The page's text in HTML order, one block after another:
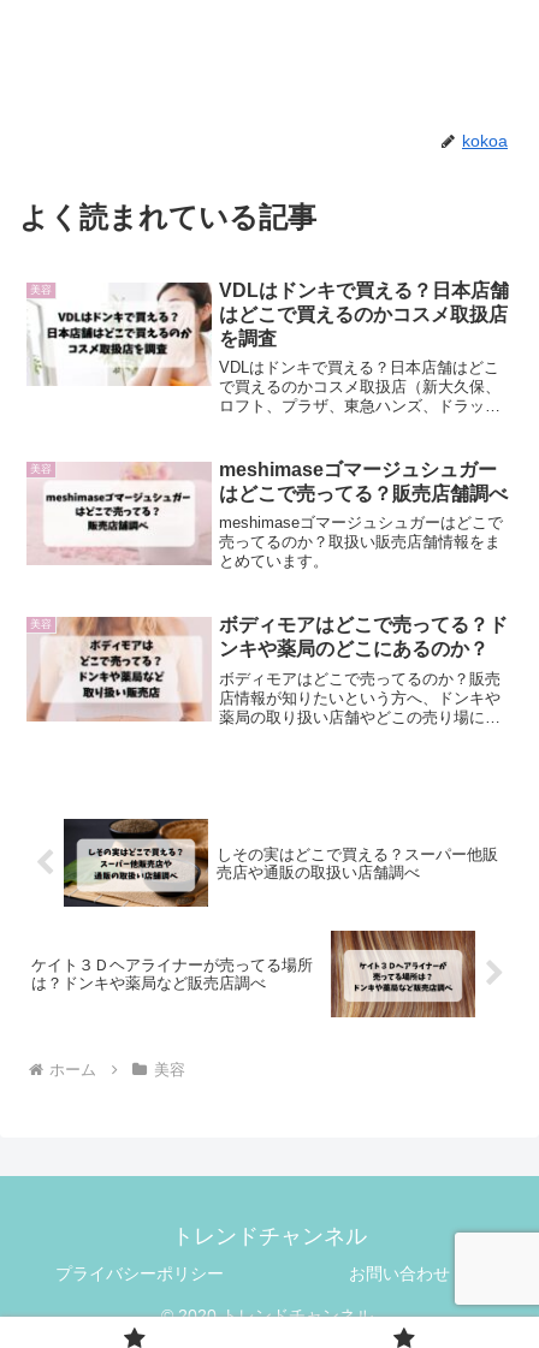
kokoa
よく読まれている記事
美容
VDLはドンキで買える？日本店舗
はどこで買えるのかコスメ取扱店
を調査
VDLはドンキで買える？日本店舗はどこ
で買えるのかコスメ取扱店（新大久保、
ロフト、プラザ、東急ハンズ、ドラッグ
美容
meshimaseゴマージュシュガー
はどこで売ってる？販売店舗調べ
meshimaseゴマージュシュガーはどこで
売ってるのか？取扱い販売店舗情報をま
とめています。
美容
ボディモアはどこで売ってる？ド
ンキや薬局のどこにあるのか？
ボディモアはどこで売ってるのか？販売
店情報が知りたいという方へ、ドンキや
薬局の取り扱い店舗やどこの売り場にあ
しその実はどこで買える？スーパー他販
売店や通販の取扱い店舗調べ
ケイト３Ｄヘアライナーが売ってる場所
は？ドンキや薬局など販売店調べ
ホーム 美容
トレンドチャンネル
プライバシーポリシー お問い合わせ
© 2020 トレンドチャンネル.